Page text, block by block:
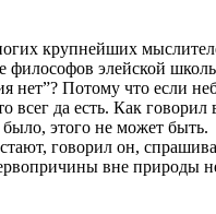
крупнейших
элейской
Потому что если
всег да есть. Как
было, этого не может быть.
говорил он,
вне природы